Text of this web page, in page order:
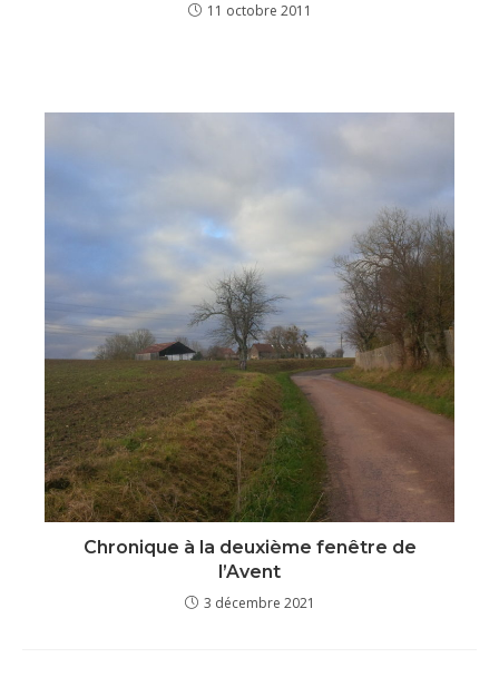
11 octobre 2011
Chronique à la deuxième fenêtre de
l’Avent
3 décembre 2021